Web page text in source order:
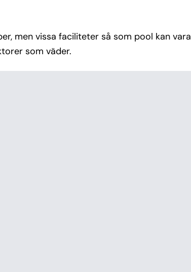
men vissa faciliteter så som pool kan vara
som väder.